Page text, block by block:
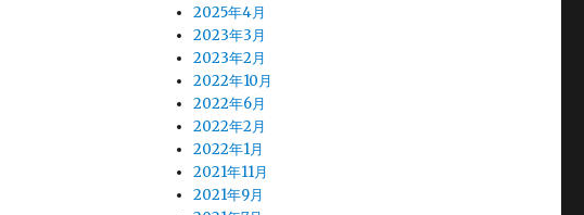
2025年4月
2023年3月
2023年2月
2022年10月
2022年6月
2022年2月
2022年1月
2021年11月
2021年9月